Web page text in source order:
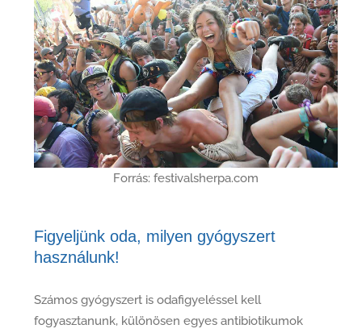
Forrás: festivalsherpa.com
Figyeljünk oda, milyen gyógyszert
használunk!
Számos gyógyszert is odafigyeléssel kell
fogyasztanunk, különösen egyes antibiotikumok